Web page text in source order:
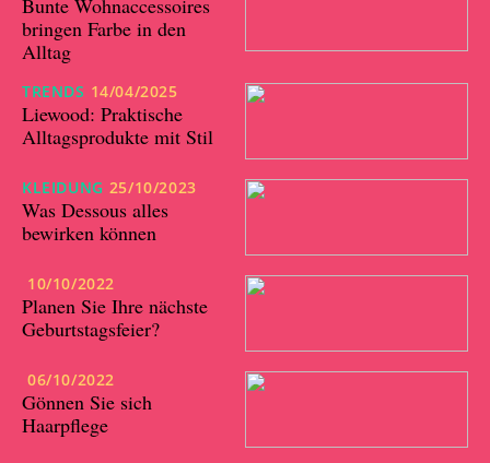
Bunte Wohnaccessoires
bringen Farbe in den
Alltag
TRENDS 14/04/2025
Liewood: Praktische
Alltagsprodukte mit Stil
KLEIDUNG 25/10/2023
Was Dessous alles
bewirken können
10/10/2022
Planen Sie Ihre nächste
Geburtstagsfeier?
06/10/2022
Gönnen Sie sich
Haarpflege